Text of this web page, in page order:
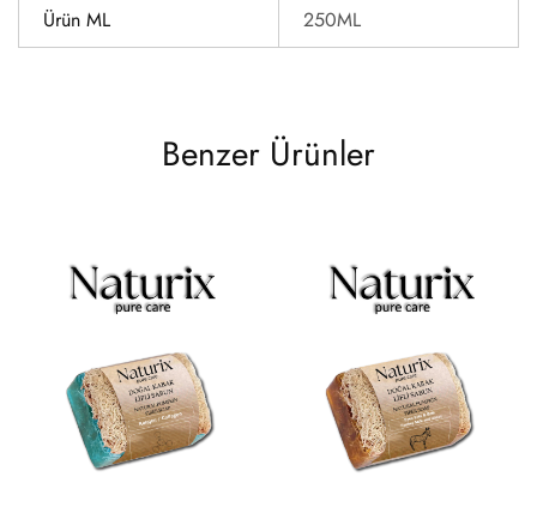
Ürün ML 250ML
Benzer Ürünler